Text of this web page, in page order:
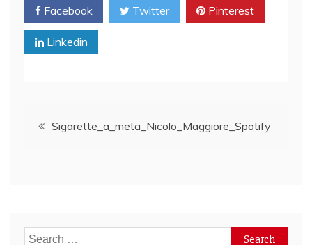
Facebook Twitter Pinterest
Linkedin
PostSigarette_a_meta_Nicolo_Maggiore_Spotify
Search